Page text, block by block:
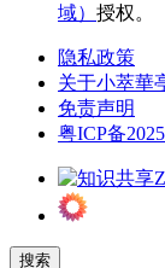
域） 授权。
隐私政策
关于小萃華
免责声明
粤ICP备
搜索